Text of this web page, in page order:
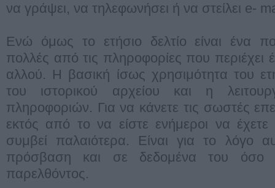
να γράψει, να τηλεφωνήσει ή να στείλει e-
Ενώ όμως το ετήσιο δελτίο είναι ένα
πολλές από τις πληροφορίες που περιέχει
αλλού. Η βασική ίσως χρησιμότητα του
του ιστορικού αρχείου και η
πληροφοριών. Για να κάνετε τις σωστές
εκτός από το να είστε ενήμεροι να έχετε
συμβεί παλαιότερα. Είναι για το λόγο
πρόσβαση και σε δεδομένα του όσο
παρελθόντος.